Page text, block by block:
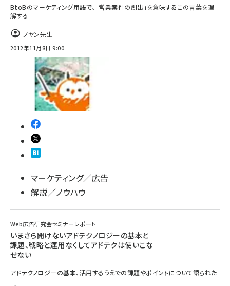
BtoBのマーケティング用語で、「営業案件の創出」を意味するこの言葉を理
解する
ノヤン先生
2012年11月8日 9:00
マーケティング／広告
解説／ノウハウ
Web広告研究会セミナーレポート
いまさら聞けないアドテクノロジーの基本と
課題、戦略と運用なくしてアドテクは使いこな
せない
アドテクノロジーの基本、活用するうえでの課題やポイントについて語られた